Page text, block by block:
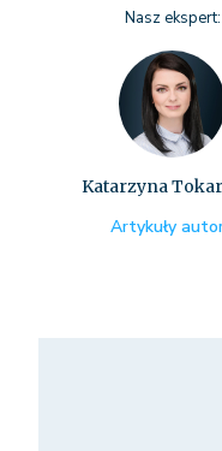
Nasz ekspert:
Katarzyna
Artykuły